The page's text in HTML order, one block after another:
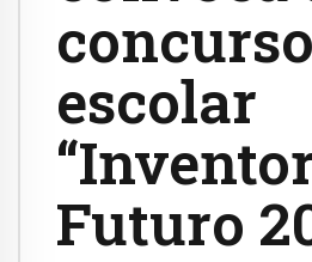
concurso
escolar
Futuro